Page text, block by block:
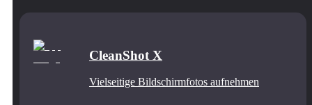
CleanShot X
Vielseitige Bildschirmfotos aufnehmen